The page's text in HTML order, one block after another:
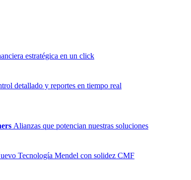
estratégica en un click
detallado y reportes en tiempo real
Alianzas que potencian nuestras soluciones
Tecnología Mendel con solidez CMF